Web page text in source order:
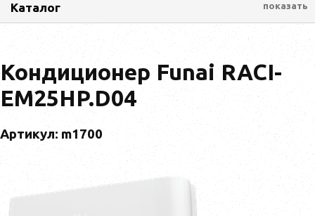
Каталог показать
Кондиционер Funai RACI-
EM25HP.D04
Артикул: m1700